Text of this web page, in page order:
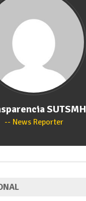
SUTSMH
News Reporter